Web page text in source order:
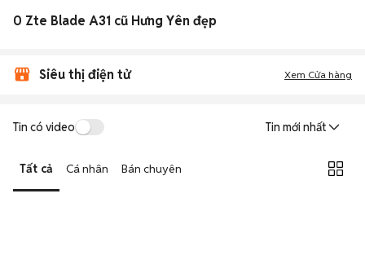
0 Zte Blade A31 cũ Hưng Yên đẹp
Siêu thị điện tử Xem Cửa hàng
Tin có video Tin mới nhất
Tất cả Cá nhân Bán chuyên